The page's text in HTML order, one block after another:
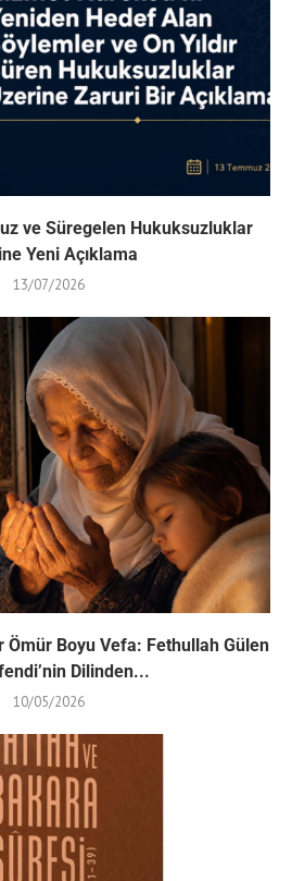
ve Süregelen Hukuksuzluklar
Yeni Açıklama
13/07/2026
Ömür Boyu Vefa: Fethullah Gülen
Dilinden...
10/05/2026